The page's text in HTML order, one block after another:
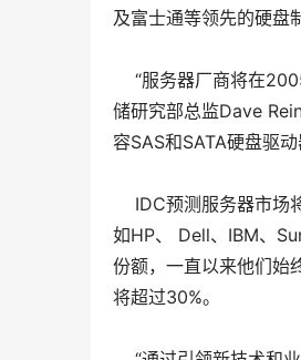
及富士通等领先的硬盘
“服务器厂商将在
储研究部总监Dave
容SAS和SATA硬盘驱
IDC预测服务器市场
如HP、 Dell、IBM、
份额，一直以来他们始
将超过30%。